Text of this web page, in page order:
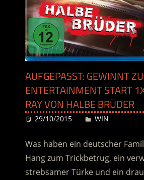
AUFGEPASST: GEWINNT
ENTERTAINMENT START
RAY VON HALBE BRÜDER
29/10/2015 Desiree
WIN
Was haben ein deutscher
Hang zum Trickbetrug, ein
strebsamer Türke und ein